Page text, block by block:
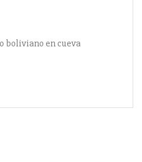
boliviano en cueva